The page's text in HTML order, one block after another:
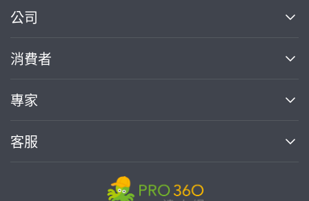
公司
關於我們
部落格
加入我們
消費者
買服務
熱門服務
專家
案件中心
客服
繼續完成